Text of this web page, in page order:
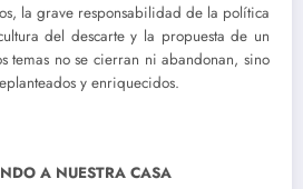
la grave responsabilidad de la política
del descarte y la propuesta de un
temas no se cierran ni abandonan, sino
y enriquecidos.
A NUESTRA CASA